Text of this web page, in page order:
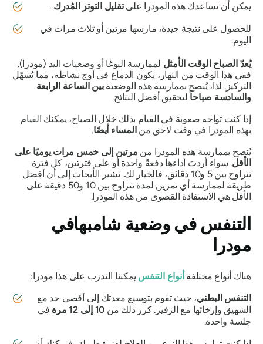
يمكن أن تساعدك هذهالمودراعلى تقليل التوتر المُدرك.
للحصول على نتيجة جيدة، مارسها مرتين أو ثلاث مرات في
اليوم.
يُعدّ الصباح الوقت الأمثللممارسة اليوغا أووضعيات اليد (مودرا)
ففي هذا الوقت من النهار، يكون الدماغ في أوج نشاطه، مما يُسهّل
التركيز. لذا، يُنصح بممارسة هذهالوضعيةبين الساعة الرابعة
والسادسة صباحاًلتحقيق أفضل النتائج.
إذا كنت تواجه صعوبة في القيام بذلك خلال الصباح، يمكنك القيام
بهذهالمودرافي وقت لاحق منالمساء أيضًا.
يُنصح بممارسة هذهالمودرامنمرتين إلى خمس مرات يوميًا على
الأقل. سواء أردتَ أداءها دفعةً واحدة أو على فترتين، كل فترة
تتراوح بين 5 و10 دقائق، فالخيار لك. تشير الأبحاث إلى أن أفضل
طريقة لممارسة أي تمرين لمدة تتراوح بين 10 و50 دقيقة على
الأقل هي الاستفادة القصوى من هذهالمودرا.
التنفس في وضعية شامبهافي
مودرا
هناك أنواع مختلفةأنواع التنفسيمكننا التدرب على هذامودرا:
التنفس البطني، حيث تقوم بتوسيع معدتك إلى أقصى حد مع
الشهيق وإرخائها مع الزفير. كرر ذلك من10 إلى 12 مرة
في
جلسة واحدة.